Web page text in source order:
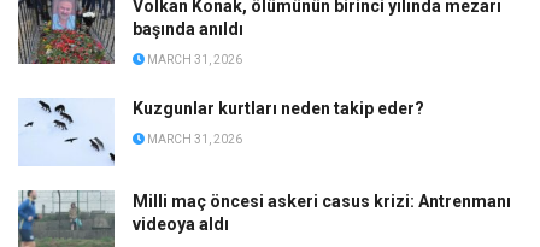
Volkan Konak, ölümünün birinci yılında mezarı
başında anıldı
MARCH 31, 2026
Kuzgunlar kurtları neden takip eder?
MARCH 31, 2026
Milli maç öncesi askeri casus krizi: Antrenmanı
videoya aldı